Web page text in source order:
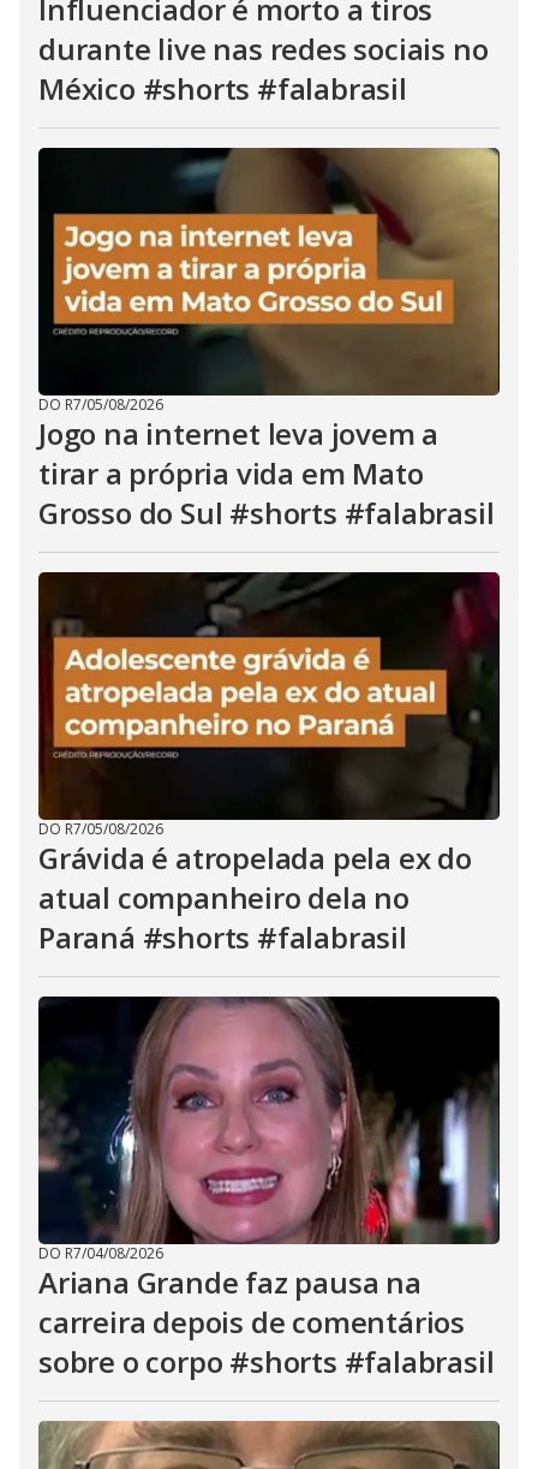
Influenciador é morto a tiros
durante live nas redes sociais no
México #shorts #falabrasil
DO R7/05/08/2026
Jogo na internet leva jovem a
tirar a própria vida em Mato
Grosso do Sul #shorts #falabrasil
DO R7/05/08/2026
Grávida é atropelada pela ex do
atual companheiro dela no
Paraná #shorts #falabrasil
DO R7/04/08/2026
Ariana Grande faz pausa na
carreira depois de comentários
sobre o corpo #shorts #falabrasil